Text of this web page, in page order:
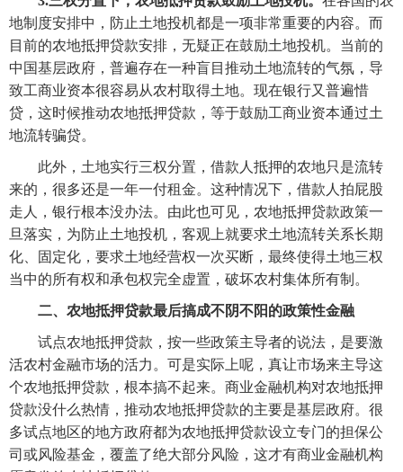
地制度安排中，防止土地投机都是一项非常重要的内容。而
目前的农地抵押贷款安排，无疑正在鼓励土地投机。当前的
中国基层政府，普遍存在一种盲目推动土地流转的气氛，导
致工商业资本很容易从农村取得土地。现在银行又普遍惜
贷，这时候推动农地抵押贷款，等于鼓励工商业资本通过土
地流转骗贷。
此外，土地实行三权分置，借款人抵押的农地只是流转
来的，很多还是一年一付租金。这种情况下，借款人拍屁股
走人，银行根本没办法。由此也可见，农地抵押贷款政策一
旦落实，为防止土地投机，客观上就要求土地流转关系长期
化、固定化，要求土地经营权一次买断，最终使得土地三权
当中的所有权和承包权完全虚置，破坏农村集体所有制。
二、农地抵押贷款最后搞成不阴不阳的政策性金融
试点农地抵押贷款，按一些政策主导者的说法，是要激
活农村金融市场的活力。可是实际上呢，真让市场来主导这
个农地抵押贷款，根本搞不起来。商业金融机构对农地抵押
贷款没什么热情，推动农地抵押贷款的主要是基层政府。很
多试点地区的地方政府都为农地抵押贷款设立专门的担保公
司或风险基金，覆盖了绝大部分风险，这才有商业金融机构